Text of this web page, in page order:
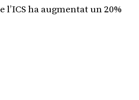
l’ICS ha augmentat un 20%